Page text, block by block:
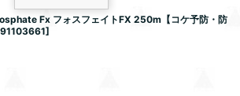
Fx フォスフェイトFX 250m【コケ予防・防
]